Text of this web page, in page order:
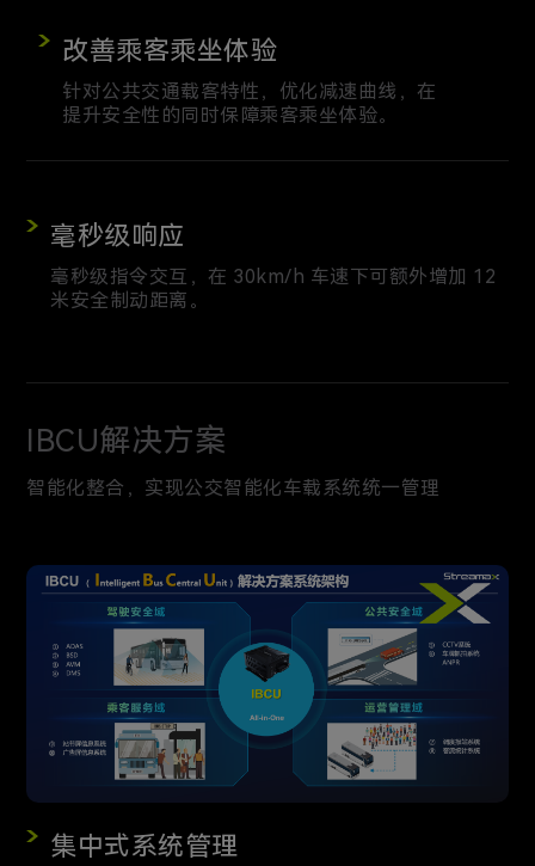
改善乘客乘坐体验
针对公共交通载客特性，优化减速曲线，在
提升安全性的同时保障乘客乘坐体验。
毫秒级响应
毫秒级指令交互，在 30km/h 车速下可额外增加 12
米安全制动距离。
IBCU解决方案
智能化整合，实现公交智能化车载系统统一管理
集中式系统管理